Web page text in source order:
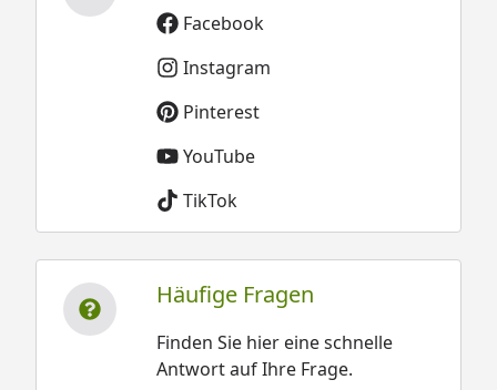
Facebook
Instagram
Pinterest
YouTube
TikTok
Häufige Fragen
Finden Sie hier eine schnelle
Antwort auf Ihre Frage.